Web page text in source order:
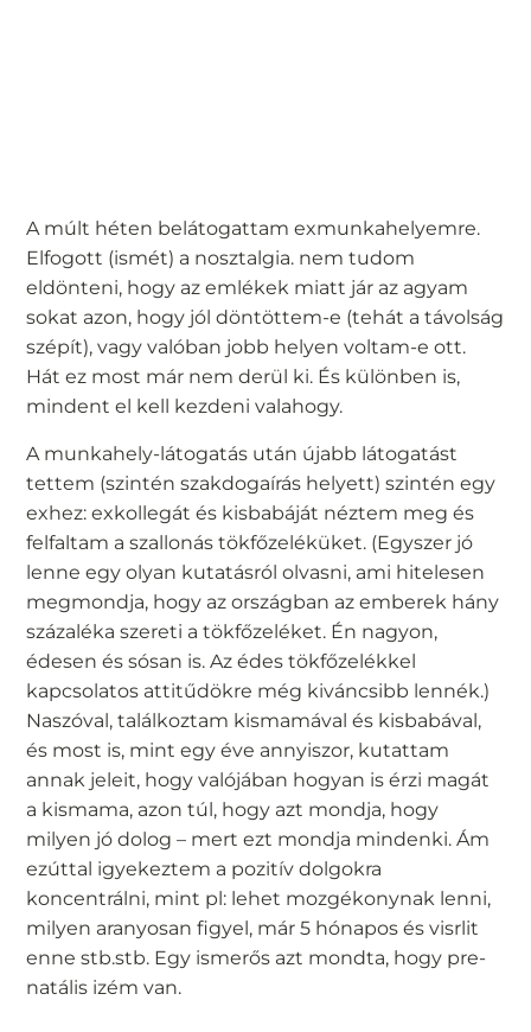
A múlt héten belátogattam exmunkahelyemre.
Elfogott (ismét) a nosztalgia. nem tudom
eldönteni, hogy az emlékek miatt jár az agyam
sokat azon, hogy jól döntöttem-e (tehát a távolság
szépít), vagy valóban jobb helyen voltam-e ott.
Hát ez most már nem derül ki. És különben is,
mindent el kell kezdeni valahogy.
A munkahely-látogatás után újabb látogatást
tettem (szintén szakdogaírás helyett) szintén egy
exhez: exkollegát és kisbabáját néztem meg és
felfaltam a szallonás tökfőzeléküket. (Egyszer jó
lenne egy olyan kutatásról olvasni, ami hitelesen
megmondja, hogy az országban az emberek hány
százaléka szereti a tökfőzeléket. Én nagyon,
édesen és sósan is. Az édes tökfőzelékkel
kapcsolatos attitűdökre még kiváncsibb lennék.)
Naszóval, találkoztam kismamával és kisbabával,
és most is, mint egy éve annyiszor, kutattam
annak jeleit, hogy valójában hogyan is érzi magát
a kismama, azon túl, hogy azt mondja, hogy
milyen jó dolog – mert ezt mondja mindenki. Ám
ezúttal igyekeztem a pozitív dolgokra
koncentrálni, mint pl: lehet mozgékonynak lenni,
milyen aranyosan figyel, már 5 hónapos és visrlit
enne stb.stb. Egy ismerős azt mondta, hogy pre-
natális izém van.